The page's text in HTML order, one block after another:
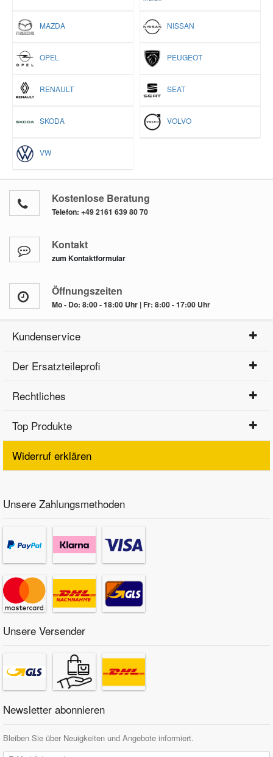
MAZDA NISSAN
OPEL PEUGEOT
RENAULT SEAT
SKODA VOLVO
VW
Kostenlose Beratung
Telefon: +49 2161 639 80 70
Kontakt
zum Kontaktformular
Öffnungszeiten
Mo - Do: 8:00 - 18:00 Uhr | Fr: 8:00 - 17:00 Uhr
Kundenservice
Der Ersatzteileprofi
Rechtliches
Top Produkte
Widerruf erklären
Unsere Zahlungsmethoden
Unsere Versender
Newsletter abonnieren
Bleiben Sie über Neuigkeiten und Angebote informiert.